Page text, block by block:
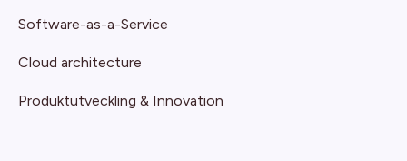
Software-as-a-Service
Cloud architecture
Produktutveckling & Innovation